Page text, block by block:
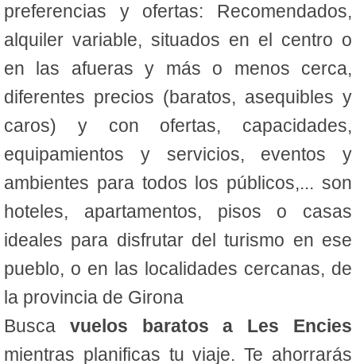
preferencias y ofertas: Recomendados,
alquiler variable, situados en el centro o
en las afueras y más o menos cerca,
diferentes precios (baratos, asequibles y
caros) y con ofertas, capacidades,
equipamientos y servicios, eventos y
ambientes para todos los públicos,... son
hoteles, apartamentos, pisos o casas
ideales para disfrutar del turismo en ese
pueblo, o en las localidades cercanas, de
la provincia de Girona
Busca vuelos baratos a Les Encies
mientras planificas tu viaje. Te ahorrarás